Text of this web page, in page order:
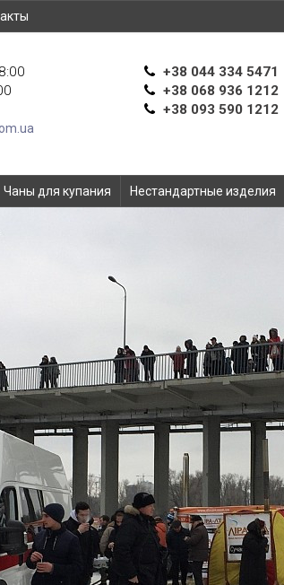
+38 044 334 5471
+38 068 936 1212
+38 093 590 1212
Чаны для купания Нестандартные изделия